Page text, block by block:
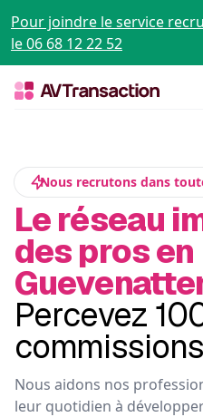
Pour joindre le service
le 06 68 12 22 52
Nous recrutons dans
Le réseau
des pros en
Percevez
Nous aidons nos
leur quotidien à